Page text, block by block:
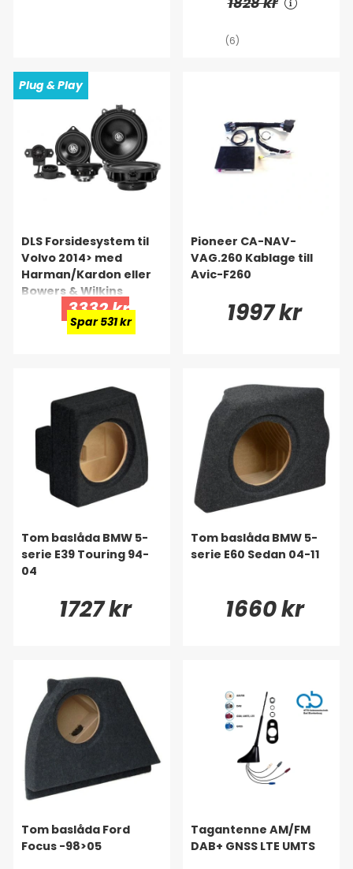
(6)
Plug & Play
DLS Forsidesystem til
Volvo 2014> med
Harman/Kardon eller
Bowers & Wilkins
3332 kr
Spar 531 kr
Pioneer CA-NAV-
VAG.260 Kablage till
Avic-F260
1997 kr
Tom baslåda BMW 5-
serie E39 Touring 94-
04
1727 kr
Tom baslåda BMW 5-
serie E60 Sedan 04-11
1660 kr
Tom baslåda Ford
Focus -98>05
Tagantenne AM/FM
DAB+ GNSS LTE UMTS